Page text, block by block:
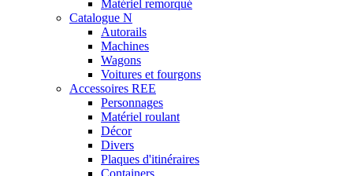
Matériel remorqué
Catalogue N
Autorails
Machines
Wagons
Voitures et fourgons
Accessoires REE
Personnages
Matériel roulant
Décor
Divers
Plaques d'itinéraires
Containers